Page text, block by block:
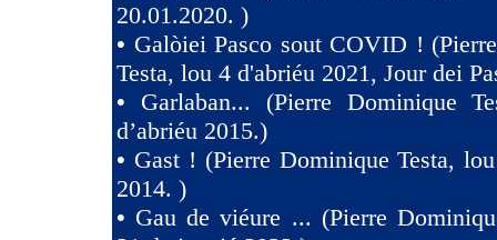
20.01.2020. )
• Galòiei Pasco sout COVID !
Testa, lou 4 d'abriéu 2021, Jour dei
• Garlaban... (Pierre Dominique
d’abriéu 2015.)
• Gast ! (Pierre Dominique Testa,
2014. )
• Gau de viéure ... (Pierre